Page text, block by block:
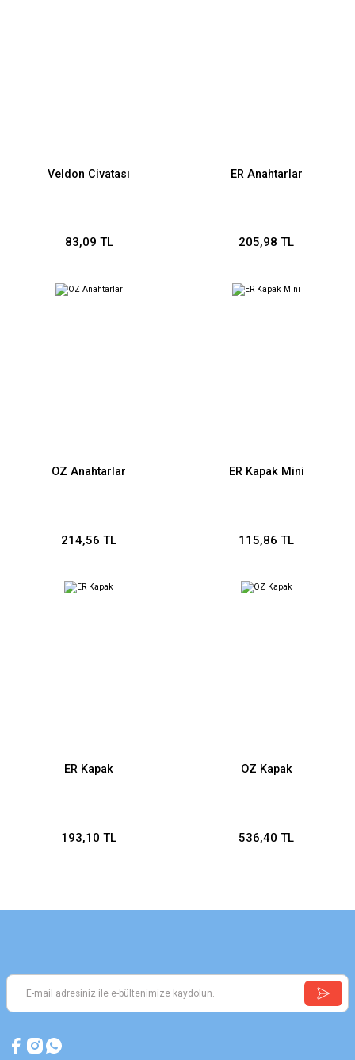
Veldon Civatası
83,09 TL
ER Anahtarlar
205,98 TL
OZ Anahtarlar
214,56 TL
ER Kapak Mini
115,86 TL
ER Kapak
193,10 TL
OZ Kapak
536,40 TL